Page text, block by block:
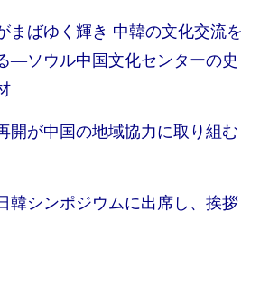
まばゆく輝き 中韓の文化交流を
—ソウル中国文化センターの史
開が中国の地域協力に取り組む
韓シンポジウムに出席し、挨拶